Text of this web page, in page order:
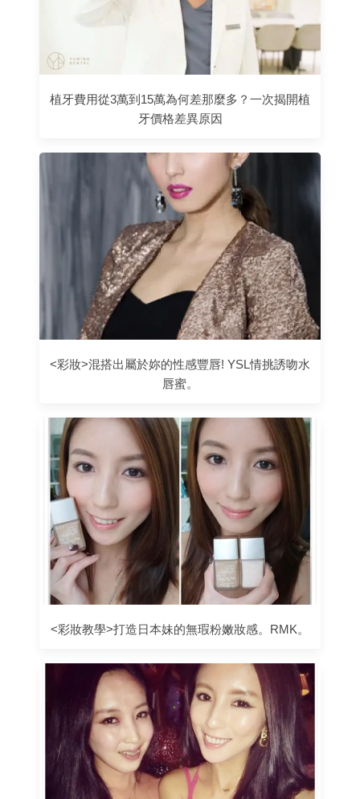
植牙費用從3萬到15萬為何差那麼多？一次揭開植
牙價格差異原因
<彩妝>混搭出屬於妳的性感豐唇! YSL情挑誘吻水
唇蜜。
<彩妝教學>打造日本妹的無瑕粉嫩妝感。RMK。